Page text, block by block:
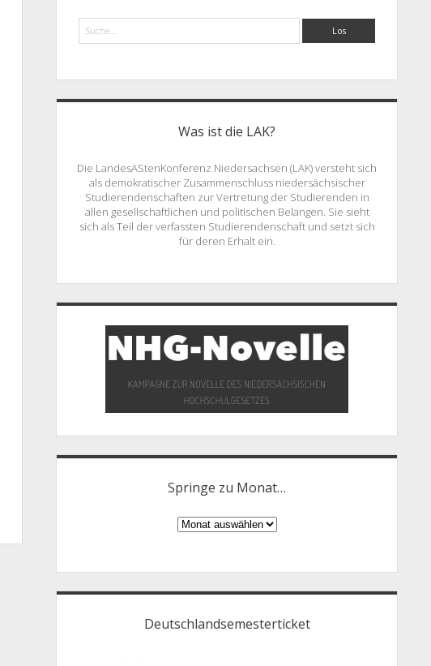
Was ist die LAK?
Die LandesAStenKonferenz Niedersachsen (LAK) versteht sich
als demokratischer Zusammenschluss niedersächsischer
Studierendenschaften zur Vertretung der Studierenden in
allen gesellschaftlichen und politischen Belangen. Sie sieht
sich als Teil der verfassten Studierendenschaft und setzt sich
für deren Erhalt ein.
Springe zu Monat…
Springe
Deutschlandsemesterticket